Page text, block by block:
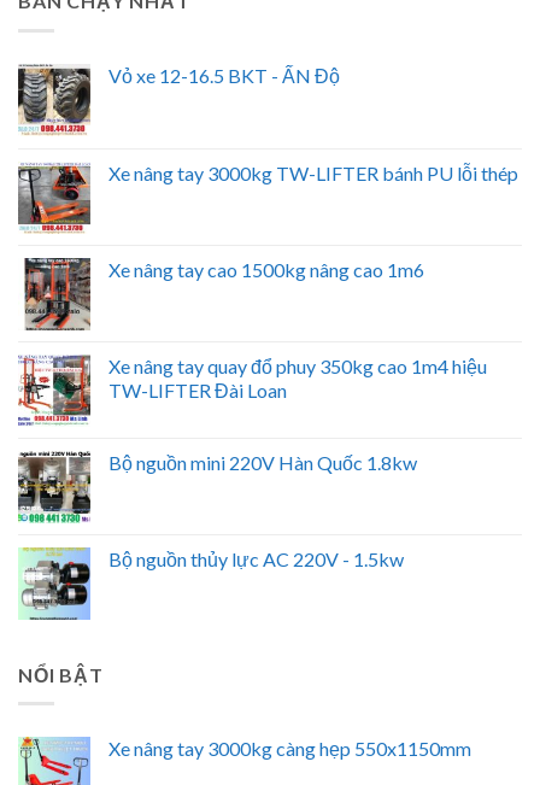
Vỏ xe 12-16.5 BKT - ẤN Độ
Xe nâng tay 3000kg TW-LIFTER bánh PU lỗi thép
Xe nâng tay cao 1500kg nâng cao 1m6
Xe nâng tay quay đổ phuy 350kg cao 1m4 hiệu
TW-LIFTER Đài Loan
Bộ nguồn mini 220V Hàn Quốc 1.8kw
Bộ nguồn thủy lực AC 220V - 1.5kw
NỔI BẬT
Xe nâng tay 3000kg càng hẹp 550x1150mm